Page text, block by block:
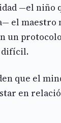
—el niño
el
un
difícil.
que el
en